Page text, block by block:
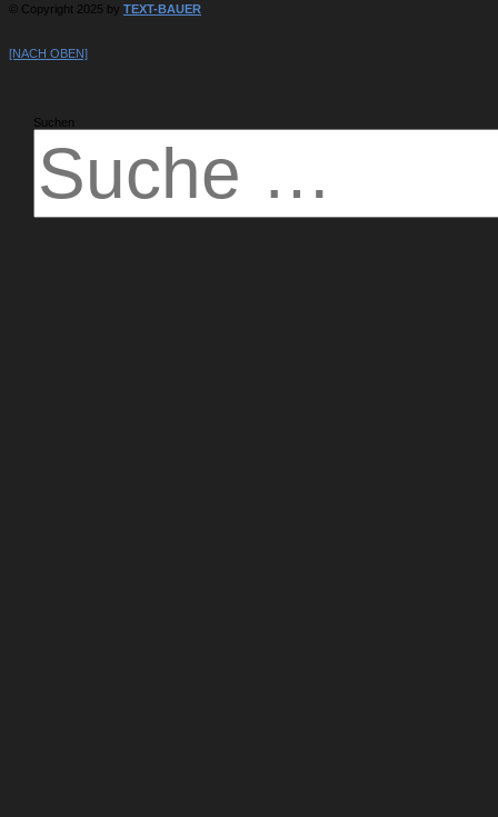
© Copyright 2025 by TEXT-BAUER
[NACH OBEN]
Suchen